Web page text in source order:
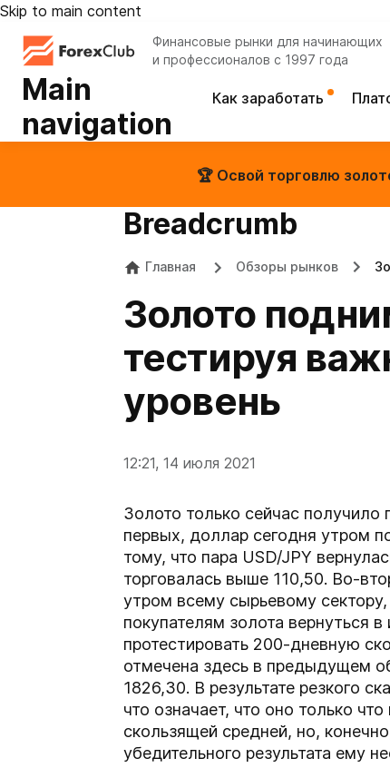
Skip to main content
Финансовые рынки для начинающих
и профессионалов с 1997 года
Main
navigation
Как заработать
🏆 Освой торговлю
Breadcrumb
Главная Обзоры рынков
Золото
тестируя
уровень
12:21, 14 июля 2021
Золото только сейчас
первых, доллар сегодня утром
тому, что пара USD/JPY
торговалась выше 110,50. Во-
утром всему сырьевому
покупателям золота вернуться
протестировать 200-дневную
отмечена здесь в предыдущем
1826,30. В результате резкого
что означает, что оно только
скользящей средней, но,
убедительного результата ему